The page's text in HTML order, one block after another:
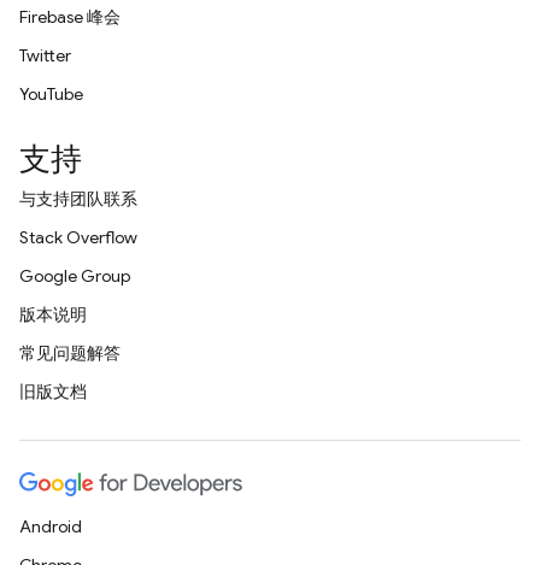
Firebase 峰会
Twitter
YouTube
支持
与支持团队联系
Stack Overflow
Google Group
版本说明
常见问题解答
旧版文档
Android